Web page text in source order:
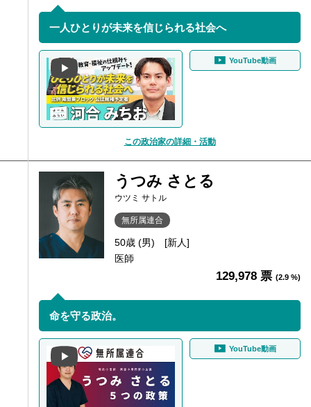
一人ひとりが未来を信じられる社会へ
YouTube動画
この政治家の詳細・活動
うつみ さとる
ウツミ サトル
無所属連合
50歳 (男)
[新人]
医師
129,978 票 (2.9 %)
命を守る政治。
YouTube動画